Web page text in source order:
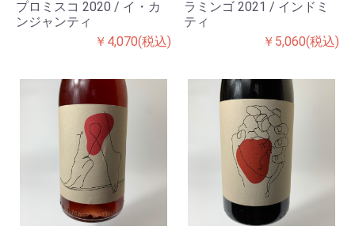
プロミスコ 2020 / イ・カ
ンジャンティ
￥4,070(税込)
ラミンゴ 2021 / インドミ
ティ
￥5,060(税込)